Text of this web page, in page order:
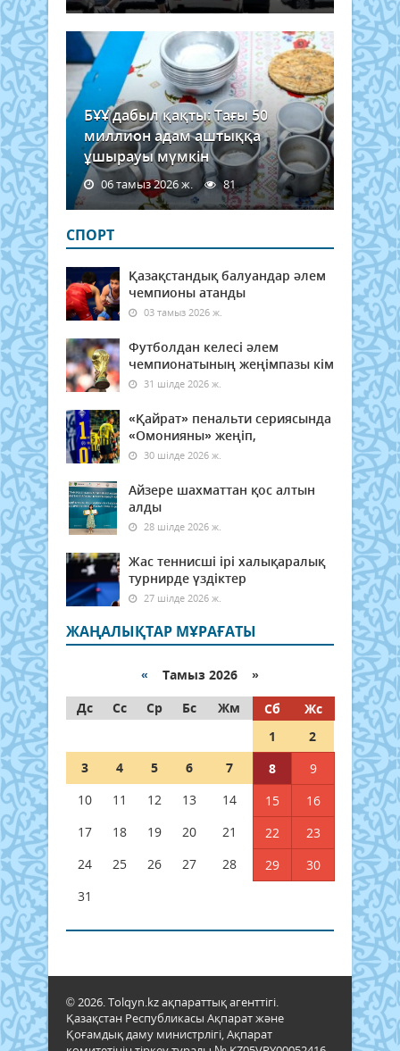
БҰҰ дабыл қақты: Тағы 50
миллион адам аштыққа
ұшырауы мүмкін
06 тамыз 2026 ж. 81
СПОРТ
Қазақстандық балуандар әлем
чемпионы атанды
03 тамыз 2026 ж.
Футболдан келесі әлем
чемпионатының жеңімпазы кім
31 шілде 2026 ж.
«Қайрат» пенальти сериясында
«Омонияны» жеңіп,
30 шілде 2026 ж.
Айзере шахматтан қос алтын
алды
28 шілде 2026 ж.
Жас теннисші ірі халықаралық
турнирде үздіктер
27 шілде 2026 ж.
ЖАҢАЛЫҚТАР МҰРАҒАТЫ
« Тамыз 2026 »
Дс
Сс Ср Бс Жм Сб
Жс
1
2
3
4 5 6 7 8
9
10
11 12 13 14 15
16
17
18 19 20 21 22
23
24
25 26 27 28 29
30
31
© 2026. Tolqyn.kz ақпараттық агенттігі.
Қазақстан Республикасы Ақпарат және
Қоғамдық даму министрлігі, Ақпарат